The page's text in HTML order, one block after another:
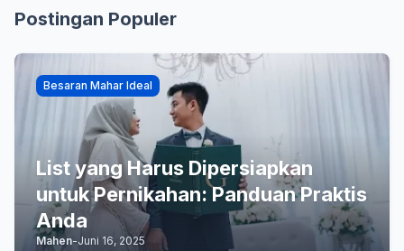
Postingan Populer
Besaran Mahar Ideal
List yang Harus Dipersiapkan
untuk Pernikahan: Panduan Praktis
Anda
Mahen-Juni 16, 2025